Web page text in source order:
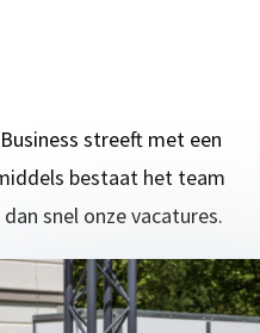
streeft met een
bestaat het team
snel onze vacatures.